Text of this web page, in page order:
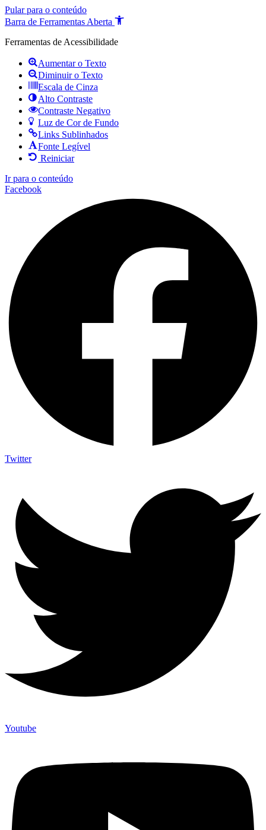
Pular para o conteúdo
Barra de Ferramentas Aberta
Ferramentas de Acessibilidade
Aumentar o Texto
Diminuir o Texto
Escala de Cinza
Alto Contraste
Contraste Negativo
Luz de Cor de Fundo
Links Sublinhados
Fonte Legível
Reiniciar
Ir para o conteúdo
Facebook
Twitter
Youtube